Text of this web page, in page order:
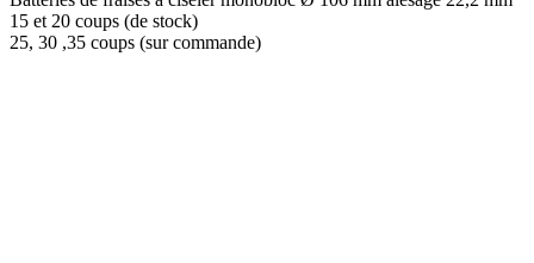
15 et 20 coups (de stock)
25, 30 ,35 coups (sur commande)